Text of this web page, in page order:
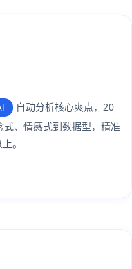
自动分析核心爽点，20
、情感式到数据型，精准
。